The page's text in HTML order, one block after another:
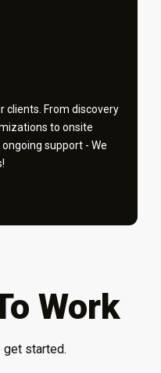
clients. From discovery
to onsite
support - We
Work
get started.